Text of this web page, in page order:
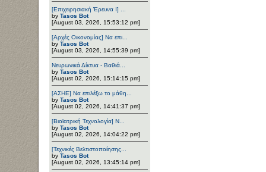
[Επιχειρησιακή Έρευνα Ι] ...
by Tasos Bot
[August 03, 2026, 15:53:12 pm]
[Αρχές Οικονομίας] Να επι...
by Tasos Bot
[August 03, 2026, 14:55:39 pm]
Νευρωνικά Δίκτυα - Βαθιά...
by Tasos Bot
[August 02, 2026, 15:14:15 pm]
[ΑΣΗΕ] Να επιλέξω το μάθη...
by Tasos Bot
[August 02, 2026, 14:41:37 pm]
[Βιοϊατρική Τεχνολογία] Ν...
by Tasos Bot
[August 02, 2026, 14:04:22 pm]
[Τεχνικές Βελτιστοποίησης...
by Tasos Bot
[August 02, 2026, 13:45:14 pm]